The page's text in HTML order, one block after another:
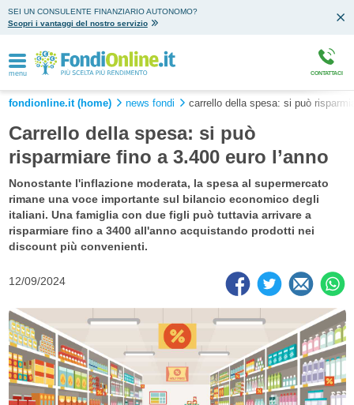
SEI UN CONSULENTE FINANZIARIO AUTONOMO?
Scopri i vantaggi del nostro servizio
menu CONTATTACI
fondionline.it (home) news fondi carrello della spesa: si può
Carrello della spesa: si può
risparmiare fino a 3.400 euro l’anno
Nonostante l'inflazione moderata, la spesa al supermercato
rimane una voce importante sul bilancio economico degli
italiani. Una famiglia con due figli può tuttavia arrivare a
risparmiare fino a 3400 all'anno acquistando prodotti nei
discount più convenienti.
12/09/2024